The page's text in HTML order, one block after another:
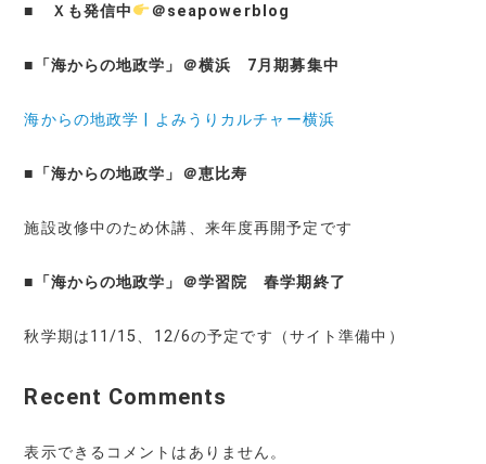
■ Ｘも発信中 ＠seapowerblog
■ 「海からの地政学」＠横浜 7月期募集中
海からの地政学 | よみうりカルチャー横浜
■ 「海からの地政学」＠恵比寿
施設改修中のため休講、来年度再開予定です
■ 「海からの地政学」＠学習院 春学期終了
秋学期は11/15、12/6の予定です（サイト準備中）
Recent Comments
表示できるコメントはありません。